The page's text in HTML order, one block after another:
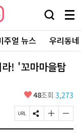
검
창
열
기
메
뉴
전
체
보
주얼 뉴스 우리동
! '꼬마마을탐
좋
요
48조회 3,273
페
이
S
N
글
자
글
자